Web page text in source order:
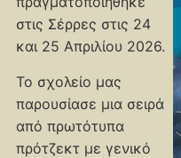
στις Σέρρες στις 24
και 25 Απριλίου 2026.
Το σχολείο μας
παρουσίασε μια σειρά
από πρωτότυπα
πρότζεκτ με γενικό